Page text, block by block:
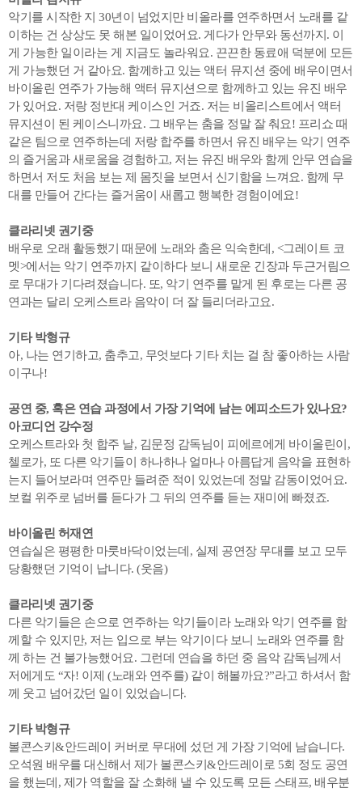
악기를 시작한 지 30년이 넘었지만 비올라를 연주하면서 노래를 같
이하는 건 상상도 못 해본 일이었어요. 게다가 안무와 동선까지. 이
게 가능한 일이라는 게 지금도 놀라워요. 끈끈한 동료애 덕분에 모든
게 가능했던 거 같아요. 함께하고 있는 액터 뮤지션 중에 배우이면서
바이올린 연주가 가능해 액터 뮤지션으로 함께하고 있는 유진 배우
가 있어요. 저랑 정반대 케이스인 거죠. 저는 비올리스트에서 액터
뮤지션이 된 케이스니까요. 그 배우는 춤을 정말 잘 춰요! 프리쇼 때
같은 팀으로 연주하는데 저랑 합주를 하면서 유진 배우는 악기 연주
의 즐거움과 새로움을 경험하고, 저는 유진 배우와 함께 안무 연습을
하면서 저도 처음 보는 제 몸짓을 보면서 신기함을 느껴요. 함께 무
대를 만들어 간다는 즐거움이 새롭고 행복한 경험이에요!
클라리넷 권기중
배우로 오래 활동했기 때문에 노래와 춤은 익숙한데, <그레이트 코
멧>에서는 악기 연주까지 같이하다 보니 새로운 긴장과 두근거림으
로 무대가 기다려졌습니다. 또, 악기 연주를 맡게 된 후로는 다른 공
연과는 달리 오케스트라 음악이 더 잘 들리더라고요.
기타 박형규
아, 나는 연기하고, 춤추고, 무엇보다 기타 치는 걸 참 좋아하는 사람
이구나!
공연 중, 혹은 연습 과정에서 가장 기억에 남는 에피소드가 있나요?
아코디언 강수정
오케스트라와 첫 합주 날, 김문정 감독님이 피에르에게 바이올린이,
첼로가, 또 다른 악기들이 하나하나 얼마나 아름답게 음악을 표현하
는지 들어보라며 연주만 들려준 적이 있었는데 정말 감동이었어요.
보컬 위주로 넘버를 듣다가 그 뒤의 연주를 듣는 재미에 빠졌죠.
바이올린 허재연
연습실은 평평한 마룻바닥이었는데, 실제 공연장 무대를 보고 모두
당황했던 기억이 납니다. (웃음)
클라리넷 권기중
다른 악기들은 손으로 연주하는 악기들이라 노래와 악기 연주를 함
께할 수 있지만, 저는 입으로 부는 악기이다 보니 노래와 연주를 함
께 하는 건 불가능했어요. 그런데 연습을 하던 중 음악 감독님께서
저에게도 “자! 이제 (노래와 연주를) 같이 해볼까요?”라고 하셔서 함
께 웃고 넘어갔던 일이 있었습니다.
기타 박형규
볼콘스키&안드레이 커버로 무대에 섰던 게 가장 기억에 남습니다.
오석원 배우를 대신해서 제가 볼콘스키&안드레이로 5회 정도 공연
을 했는데, 제가 역할을 잘 소화해 낼 수 있도록 모든 스태프, 배우분